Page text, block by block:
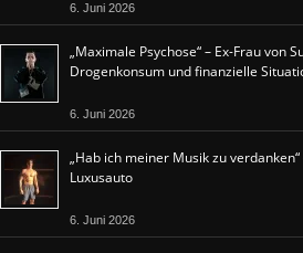
6. Juni 2026
„Maximale Psychose“ – Ex-Frau von
Drogenkonsum und finanzielle
6. Juni 2026
„Hab ich meiner Musik zu
Luxusauto
6. Juni 2026